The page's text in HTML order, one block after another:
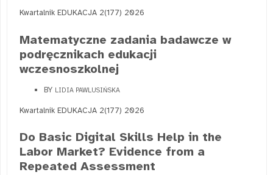
Kwartalnik EDUKACJA 2(177) 2026
Matematyczne zadania badawcze w
podręcznikach edukacji
wczesnoszkolnej
BY LIDIA PAWLUSIŃSKA
Kwartalnik EDUKACJA 2(177) 2026
Do Basic Digital Skills Help in the
Labor Market? Evidence from a
Repeated Assessment